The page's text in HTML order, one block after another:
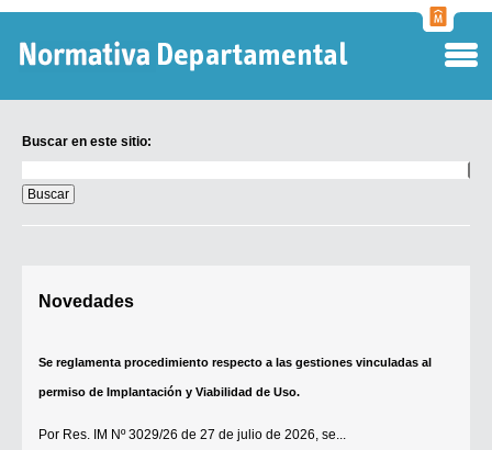
Buscar en este sitio:
en
este
sitio:
Novedades
Se reglamenta procedimiento respecto a las gestiones vinculadas al
permiso de Implantación y Viabilidad de Uso.
Por Res. IM Nº 3029/26 de 27 de julio de 2026, se...